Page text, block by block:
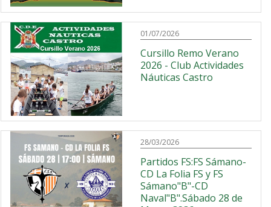
01/07/2026
Cursillo Remo Verano
2026 - Club Actividades
Náuticas Castro
28/03/2026
Partidos FS:FS Sámano-
CD La Folia FS y FS
Sámano"B"-CD
Naval"B".Sábado 28 de